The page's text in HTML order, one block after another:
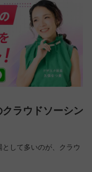
クラウドソーシン
して多いのが、クラウ